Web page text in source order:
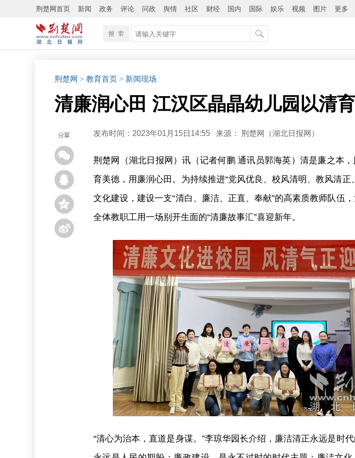
荆楚网首页 新闻 政务 评论 问政 舆情 社区 财经 国内 国际 娱乐 视频 图片 更多
荆楚网 > 教育首页 > 新闻现场
清廉润心田 江汉区晶晶幼儿园以清
发布时间：2023年01月15日14:55 来源： 荆楚网（湖北日报网）
荆楚网（湖北日报网）讯（记者何鹏 通讯员郭海英）清是廉之本
育美德，用廉润心田。为持续推进“党风优良、校风清明、教风清正
文化建设，建设一支“清白、廉洁、正直、奉献”的高素质教师队伍
全体教职工用一场别开生面的“清廉故事汇”喜迎新年。
“清心为治本，直道是身谋。”李琼华园长介绍，廉洁清正永远是时